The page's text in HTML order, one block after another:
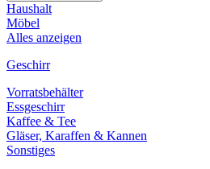
Haushalt
Möbel
Alles anzeigen
Geschirr
Vorratsbehälter
Essgeschirr
Kaffee & Tee
Gläser, Karaffen & Kannen
Sonstiges